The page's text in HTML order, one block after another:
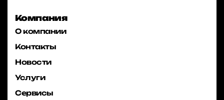
Компания
О компании
Контакты
Новости
Услуги
Сервисы